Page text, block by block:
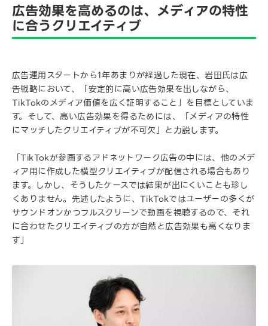
広告効果を高めるのは、メディアの特性
に合うクリエイティブ
広告運用スタートから1年あまりが経過した現在、岩田氏は広
告戦略において、「安定的に高い広告効果を出しながら、
TikTokのメディア価値を広く証明すること」を目標としていま
す。そして、高い広告効果を得るためには、「メディアの特性
にマッチしたクリエイティブが不可欠」と力説します。
「TikTokが参画するアドネットワーク広告の中には、他のメデ
ィア用に作成した横型クリエイティブが配信される場合もあり
ます。しかし、そうしたケースでは結果が出にくいことも珍し
くありません。先述したように、TikTokではユーザーの多くが
サウンドオンかつフルスクリーンで動画を視聴するので、それ
に合わせたクリエイティブの方が自然と広告効果も高くなりま
す」